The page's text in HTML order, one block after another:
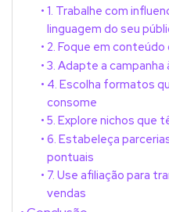
1. Trabalhe com
linguagem do seu
2. Foque em
3. Adapte a campanha
4. Escolha formatos
consome
5. Explore nichos que
6. Estabeleça
pontuais
7. Use afiliação para
vendas